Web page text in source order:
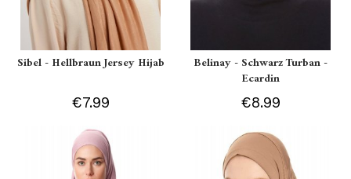
Sibel - Hellbraun Jersey Hijab
€7.99
Belinay - Schwarz Turban -
Ecardin
€8.99